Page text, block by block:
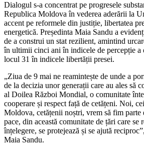
Dialogul s-a concentrat pe progresele
Republica Moldova în vederea aderării la
accent pe reformele din justiție, libertatea
energetică. Președinta Maia Sandu a
de a construi un stat rezilient, amintind
în ultimii cinci ani în indicele de percepție a
locul 31 în indicele libertății presei.
„Ziua de 9 mai ne reamintește de unde a
de la decizia unor generații care au ales să
al Doilea Război Mondial, o comunitate
cooperare și respect față de cetățeni. Noi,
Moldova, cetățenii noștri, vrem să fim parte
pace, din această comunitate de țări care se
înțelegere, se protejează și se ajută
Maia Sandu.